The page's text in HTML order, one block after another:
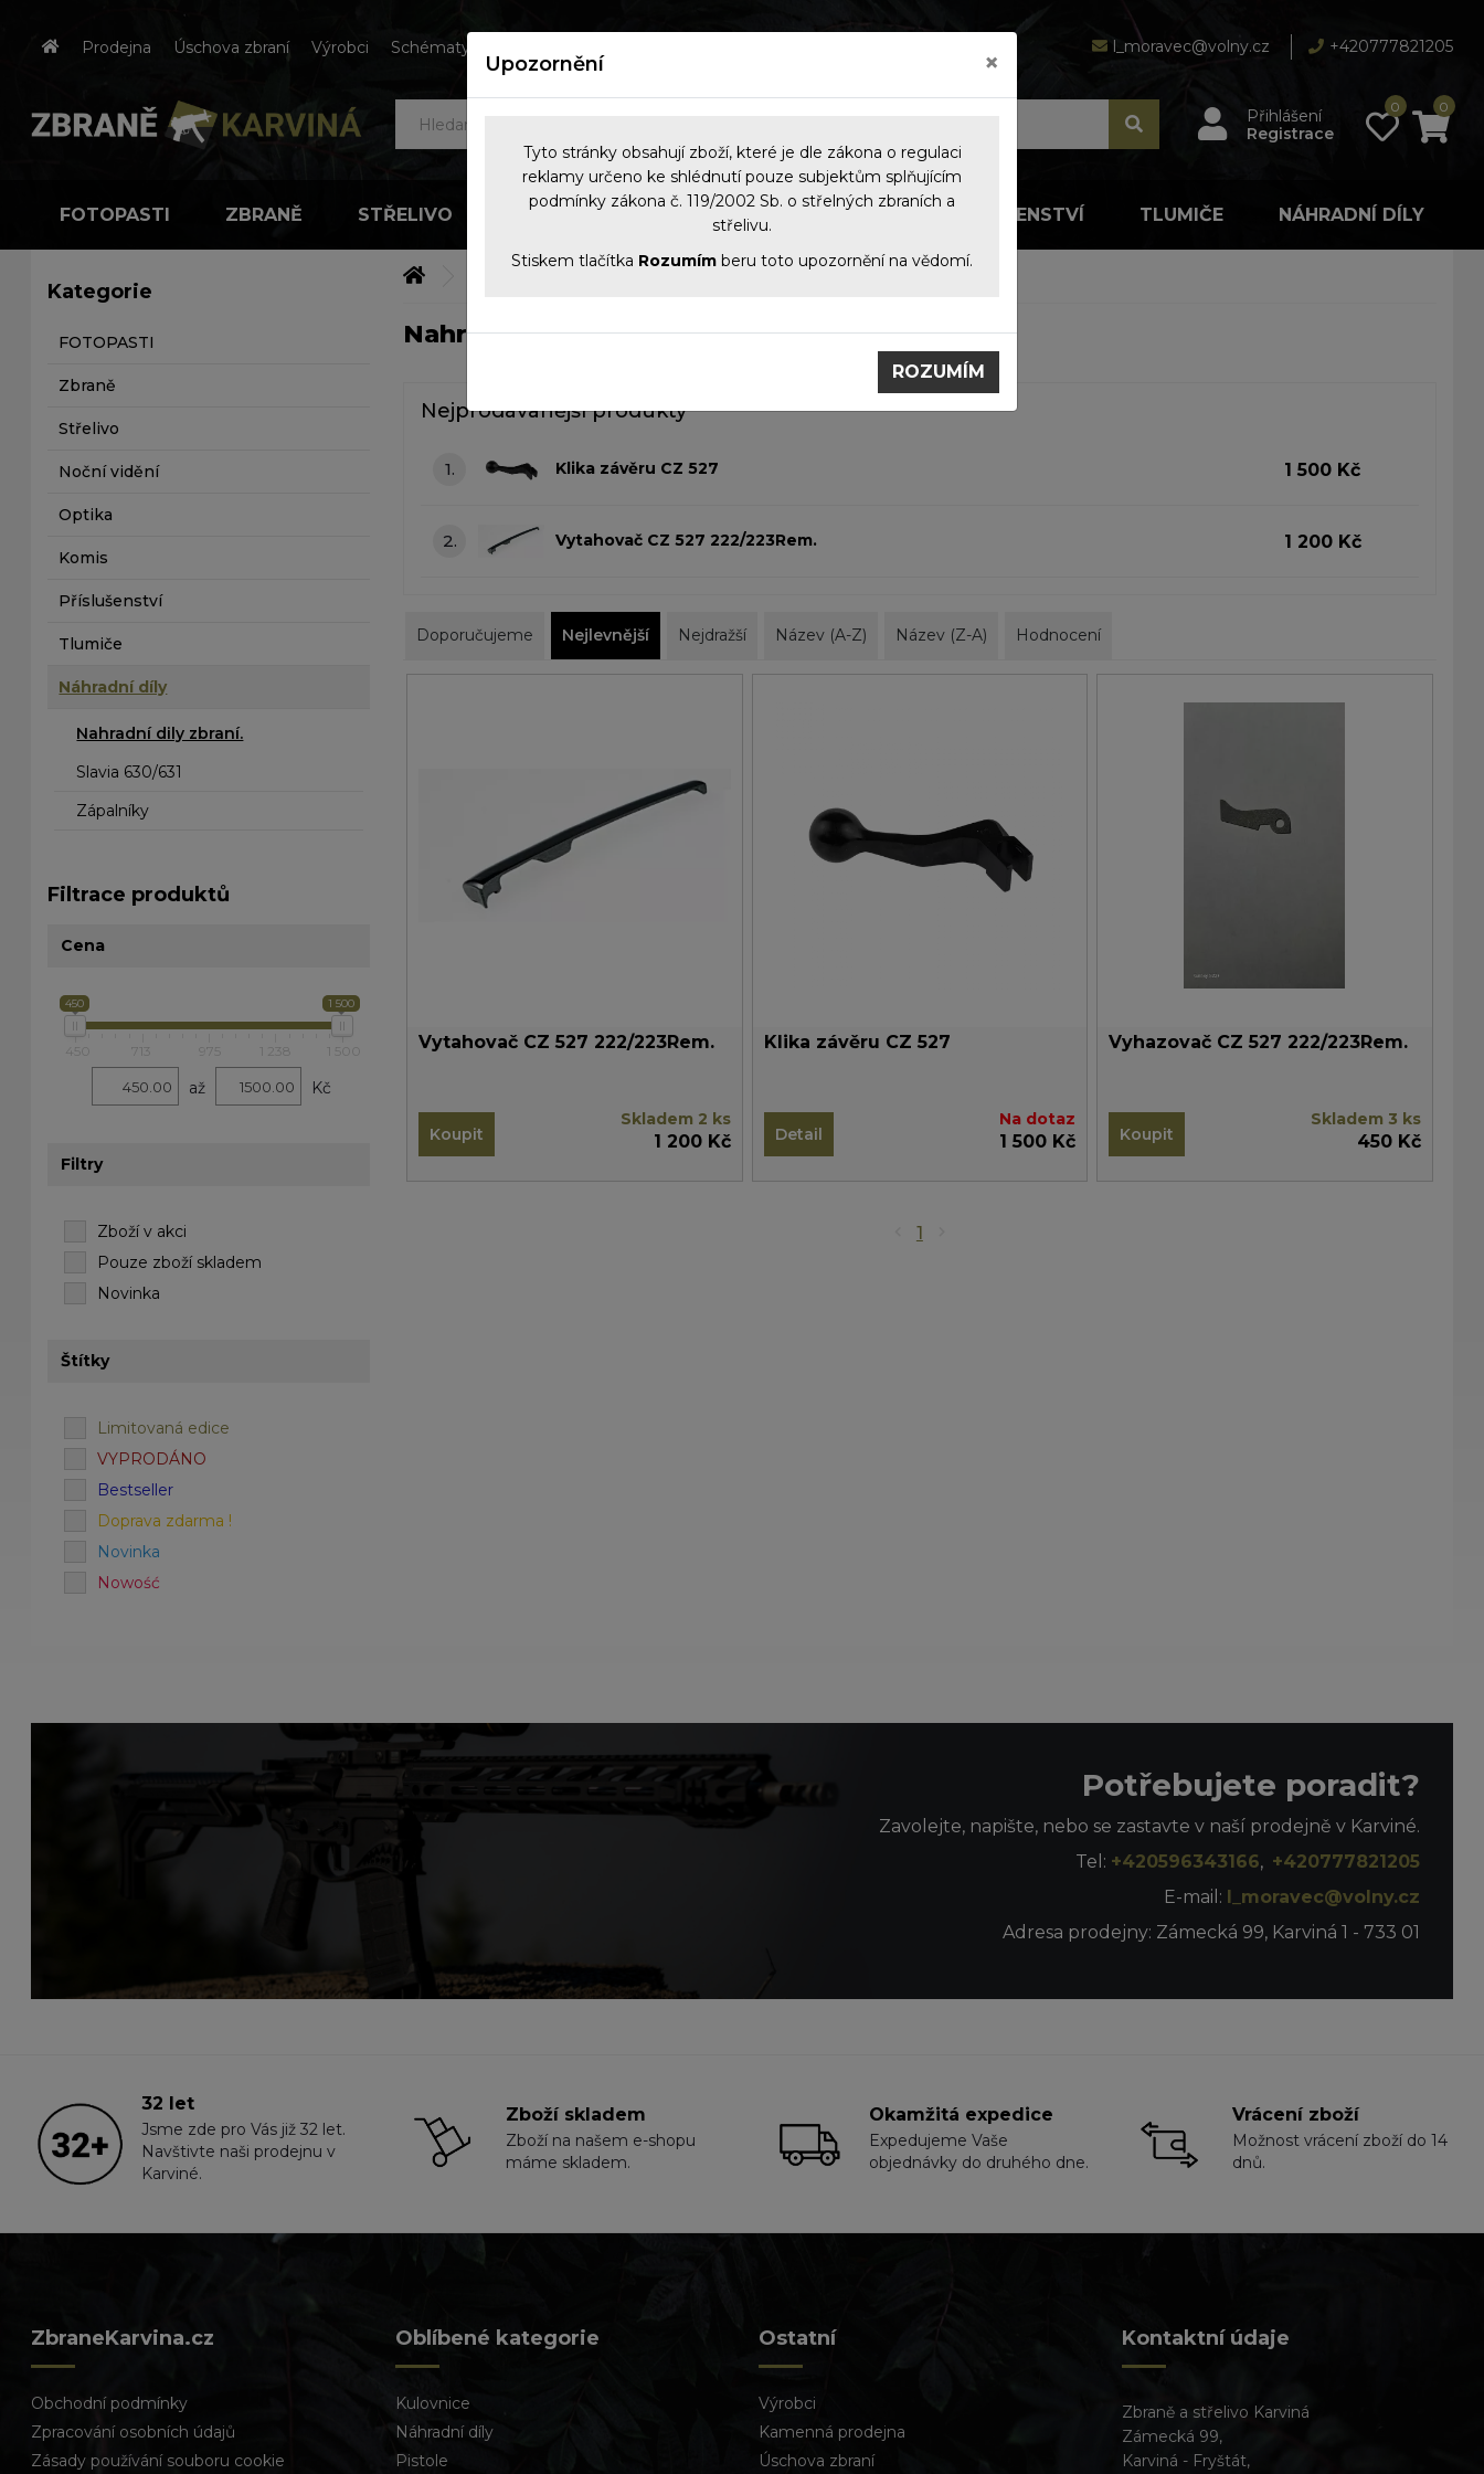
Prodejna Úschova zbraní Výrobci Schématy českých zbraní l_moravec@volny.cz +420777821205
Přihlášení
Registrace
0 0
FOTOPASTI ZBRANĚ STŘELIVO NOČNÍ VIDĚNÍ OPTIKA KOMIS PŘÍSLUŠENSTVÍ TLUMIČE NÁHRADNÍ DÍLY
Kategorie
FOTOPASTI
Zbraně
Střelivo
Noční vidění
Optika
Komis
Příslušenství
Tlumiče
Náhradní díly
Nahradní dily zbraní.
Slavia 630/631
Zápalníky
Filtrace produktů
Cena
450 1 500
450 713 975 1 238 1 500
až Kč
Filtry
Zboží v akci
Pouze zboží skladem
Novinka
Štítky
Limitovaná edice
VYPRODÁNO
Bestseller
Doprava zdarma !
Novinka
Nowość
Nahradní dily zbraní.
Nejprodávanější produkty
1. Klika závěru CZ 527 1 500 Kč
2. Vytahovač CZ 527 222/223Rem. 1 200 Kč
Doporučujeme Nejlevnější Nejdražší Název (A-Z) Název (Z-A) Hodnocení
Vytahovač CZ 527 222/223Rem.
Koupit
Skladem 2 ks
1 200 Kč
Klika závěru CZ 527
Detail
Na dotaz
1 500 Kč
Vyhazovač CZ 527 222/223Rem.
Koupit
Skladem 3 ks
450 Kč
1
Potřebujete poradit?
Zavolejte, napište, nebo se zastavte v naší prodejně v Karviné.
Tel: +420596343166, +420777821205
E-mail: l_moravec@volny.cz
Adresa prodejny: Zámecká 99, Karviná 1 - 733 01
32 let
Jsme zde pro Vás již 32 let.
Navštivte naši prodejnu v
Karviné.
Zboží skladem
Zboží na našem e-shopu
máme skladem.
Okamžitá expedice
Expedujeme Vaše
objednávky do druhého dne.
Vrácení zboží
Možnost vrácení zboží do 14
dnů.
ZbraneKarvina.cz
Obchodní podmínky
Zpracování osobních údajů
Zásady používání souboru cookie
Oblíbené kategorie
Kulovnice
Náhradní díly
Pistole
Ostatní
Výrobci
Kamenná prodejna
Úschova zbraní
Kontaktní údaje
Zbraně a střelivo Karviná
Zámecká 99,
Karviná - Fryštát,
Upozornění ×
Tyto stránky obsahují zboží, které je dle zákona o regulaci
reklamy určeno ke shlédnutí pouze subjektům splňujícím
podmínky zákona č. 119/2002 Sb. o střelných zbraních a
střelivu.
Stiskem tlačítka Rozumím beru toto upozornění na vědomí.
ROZUMÍM